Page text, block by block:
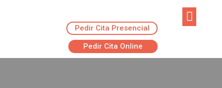
Pedir Cita Presencial
Pedir Cita Online